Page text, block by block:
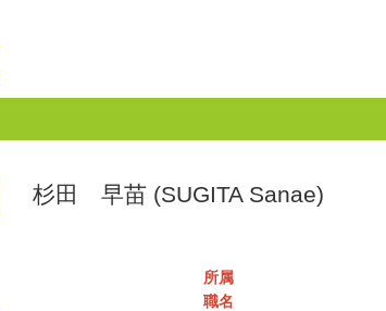
杉田 早苗 (SUGITA Sanae)
所属
職名